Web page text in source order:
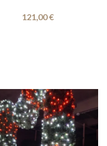
121,00€